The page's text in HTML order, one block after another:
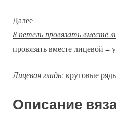
Далее
8 петель провязать вместе
провязать вместе лицевой =
Лицевая гладь: круговые
Описание